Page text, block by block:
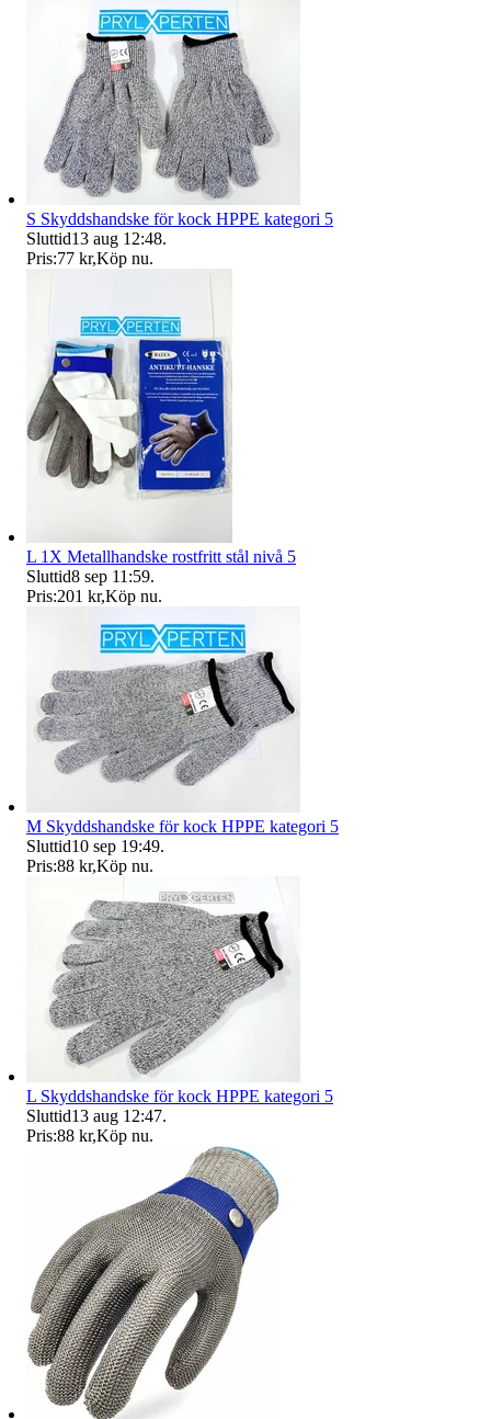
S Skyddshandske för kock HPPE kategori 5
Sluttid13 aug 12:48.
Pris:77 kr,Köp nu.
L 1X Metallhandske rostfritt stål nivå 5
Sluttid8 sep 11:59.
Pris:201 kr,Köp nu.
M Skyddshandske för kock HPPE kategori 5
Sluttid10 sep 19:49.
Pris:88 kr,Köp nu.
L Skyddshandske för kock HPPE kategori 5
Sluttid13 aug 12:47.
Pris:88 kr,Köp nu.